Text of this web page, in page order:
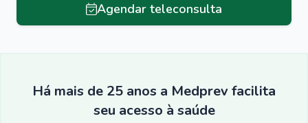
Agendar teleconsulta
Há mais de 25 anos a Medprev facilita
seu acesso à saúde